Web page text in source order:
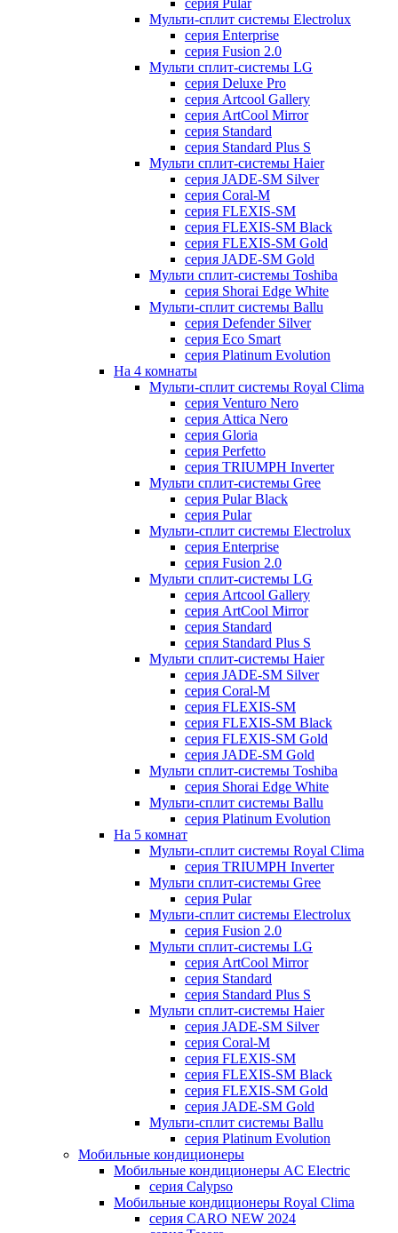
серия Pular
Мульти-сплит системы Electrolux
серия Enterprise
серия Fusion 2.0
Мульти сплит-системы LG
серия Deluxe Pro
серия Artcool Gallery
серия ArtCool Mirror
серия Standard
серия Standard Plus S
Мульти сплит-системы Haier
серия JADE-SM Silver
серия Coral-M
серия FLEXIS-SM
серия FLEXIS-SM Black
серия FLEXIS-SM Gold
серия JADE-SM Gold
Мульти сплит-системы Toshiba
серия Shorai Edge White
Мульти-сплит системы Ballu
серия Defender Silver
серия Eco Smart
серия Platinum Evolution
На 4 комнаты
Мульти-сплит системы Royal Clima
серия Venturo Nero
серия Attica Nero
серия Gloria
серия Perfetto
серия TRIUMPH Inverter
Мульти сплит-системы Gree
серия Pular Black
серия Pular
Мульти-сплит системы Electrolux
серия Enterprise
серия Fusion 2.0
Мульти сплит-системы LG
серия Artcool Gallery
серия ArtCool Mirror
серия Standard
серия Standard Plus S
Мульти сплит-системы Haier
серия JADE-SM Silver
серия Coral-M
серия FLEXIS-SM
серия FLEXIS-SM Black
серия FLEXIS-SM Gold
серия JADE-SM Gold
Мульти сплит-системы Toshiba
серия Shorai Edge White
Мульти-сплит системы Ballu
серия Platinum Evolution
На 5 комнат
Мульти-сплит системы Royal Clima
серия TRIUMPH Inverter
Мульти сплит-системы Gree
серия Pular
Мульти-сплит системы Electrolux
серия Fusion 2.0
Мульти сплит-системы LG
серия ArtCool Mirror
серия Standard
серия Standard Plus S
Мульти сплит-системы Haier
серия JADE-SM Silver
серия Coral-M
серия FLEXIS-SM
серия FLEXIS-SM Black
серия FLEXIS-SM Gold
серия JADE-SM Gold
Мульти-сплит системы Ballu
серия Platinum Evolution
Мобильные кондиционеры
Мобильные кондиционеры AC Electric
серия Calypso
Мобильные кондиционеры Royal Clima
серия CARO NEW 2024